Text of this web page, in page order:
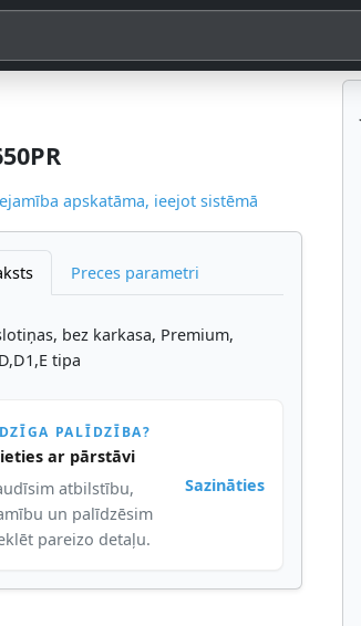
apskatāma, ieejot sistēmā
Preces parametri
bez karkasa, Premium,
tipa
PALĪDZĪBA?
ar pārstāvi
atbilstību,
un palīdzēsim
pareizo detaļu.
Sazināties